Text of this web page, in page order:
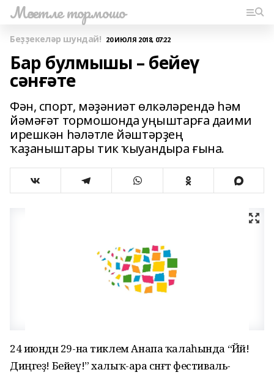
Мәсетле тормошо
Беҙҙекеләр шундай! 20 ИЮЛЯ 2018, 07:22
Бар булмышы – бейеү
сәнғәте
Фән, спорт, мәҙәниәт өлкәләрендә һәм
йәмәғәт тормошонда уңыштарға даими
ирешкән һәләтле йәштәрҙең
ҡаҙаныштары тик ҡыуандыра ғына.
24 июндән 29-на тиклем Анапа ҡалаһында “Йәй!
Диңгеҙ! Бейеү!” халыҡ-ара сәнғәт фестиваль-